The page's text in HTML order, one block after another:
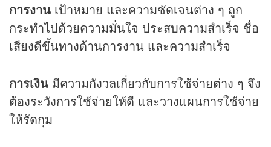
การงาน เป้าหมาย และความชัดเจนต่าง ๆ ถูก
กระทำไปด้วยความมั่นใจ ประสบความสำเร็จ ชื่อ
เสียงดีขึ้นทางด้านการงาน และความสำเร็จ
การเงิน มีความกังวลเกี่ยวกับการใช้จ่ายต่าง ๆ จึง
ต้องระวังการใช้จ่ายให้ดี และวางแผนการใช้จ่าย
ให้รัดกุม